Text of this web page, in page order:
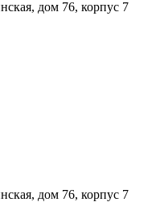
дом 76, корпус 7
дом 76, корпус 7